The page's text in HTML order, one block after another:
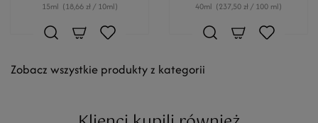
15ml (18,66 zł / 10ml) 40ml (237,50 zł / 100 ml)
Zobacz wszystkie produkty z kategorii